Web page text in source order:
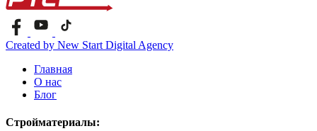
Created by New Start Digital Agency
Главная
О нас
Блог
Стройматериалы: